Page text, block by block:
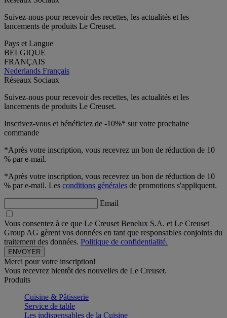
Suivez-nous pour recevoir des recettes, les actualités et les
lancements de produits Le Creuset.
Pays et Langue
BELGIQUE
FRANÇAIS
Nederlands Français
Réseaux Sociaux
Suivez-nous pour recevoir des recettes, les actualités et les
lancements de produits Le Creuset.
Inscrivez-vous et bénéficiez de -10%* sur votre prochaine
commande
*Après votre inscription, vous recevrez un bon de réduction de 10
% par e-mail.
*Après votre inscription, vous recevrez un bon de réduction de 10
% par e-mail. Les conditions générales de promotions s'appliquent.
Email
Vous consentez à ce que Le Creuset Benelux S.A. et Le Creuset
Group AG gèrent vos données en tant que responsables conjoints du
traitement des données. Politique de confidentialité.
Merci pour votre inscription!
Vous recevrez bientôt des nouvelles de Le Creuset.
Produits
Cuisine & Pâtisserie
Service de table
Les indispensables de la Cuisine